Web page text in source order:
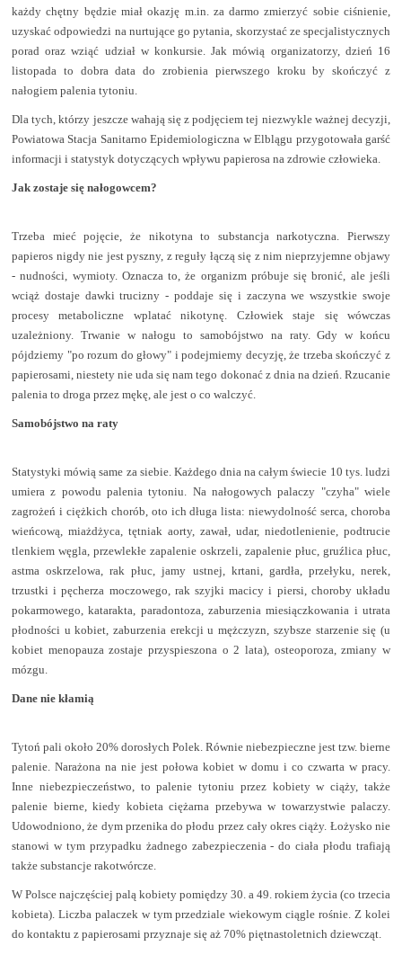
każdy chętny będzie miał okazję m.in. za darmo zmierzyć sobie ciśnienie,
uzyskać odpowiedzi na nurtujące go pytania, skorzystać ze specjalistycznych
porad oraz wziąć udział w konkursie. Jak mówią organizatorzy, dzień 16
listopada to dobra data do zrobienia pierwszego kroku by skończyć z
nałogiem palenia tytoniu.
Dla tych, którzy jeszcze wahają się z podjęciem tej niezwykle ważnej decyzji,
Powiatowa Stacja Sanitarno Epidemiologiczna w Elblągu przygotowała garść
informacji i statystyk dotyczących wpływu papierosa na zdrowie człowieka.
Jak zostaje się nałogowcem?
Trzeba mieć pojęcie, że nikotyna to substancja narkotyczna. Pierwszy
papieros nigdy nie jest pyszny, z reguły łączą się z nim nieprzyjemne objawy
- nudności, wymioty. Oznacza to, że organizm próbuje się bronić, ale jeśli
wciąż dostaje dawki trucizny - poddaje się i zaczyna we wszystkie swoje
procesy metaboliczne wplatać nikotynę. Człowiek staje się wówczas
uzależniony. Trwanie w nałogu to samobójstwo na raty. Gdy w końcu
pójdziemy "po rozum do głowy" i podejmiemy decyzję, że trzeba skończyć z
papierosami, niestety nie uda się nam tego dokonać z dnia na dzień. Rzucanie
palenia to droga przez mękę, ale jest o co walczyć.
Samobójstwo na raty
Statystyki mówią same za siebie. Każdego dnia na całym świecie 10 tys. ludzi
umiera z powodu palenia tytoniu. Na nałogowych palaczy "czyha" wiele
zagrożeń i ciężkich chorób, oto ich długa lista: niewydolność serca, choroba
wieńcową, miażdżyca, tętniak aorty, zawał, udar, niedotlenienie, podtrucie
tlenkiem węgla, przewlekłe zapalenie oskrzeli, zapalenie płuc, gruźlica płuc,
astma oskrzelowa, rak płuc, jamy ustnej, krtani, gardła, przełyku, nerek,
trzustki i pęcherza moczowego, rak szyjki macicy i piersi, choroby układu
pokarmowego, katarakta, paradontoza, zaburzenia miesiączkowania i utrata
płodności u kobiet, zaburzenia erekcji u mężczyzn, szybsze starzenie się (u
kobiet menopauza zostaje przyspieszona o 2 lata), osteoporoza, zmiany w
mózgu.
Dane nie kłamią
Tytoń pali około 20% dorosłych Polek. Równie niebezpieczne jest tzw. bierne
palenie. Narażona na nie jest połowa kobiet w domu i co czwarta w pracy.
Inne niebezpieczeństwo, to palenie tytoniu przez kobiety w ciąży, także
palenie bierne, kiedy kobieta ciężarna przebywa w towarzystwie palaczy.
Udowodniono, że dym przenika do płodu przez cały okres ciąży. Łożysko nie
stanowi w tym przypadku żadnego zabezpieczenia - do ciała płodu trafiają
także substancje rakotwórcze.
W Polsce najczęściej palą kobiety pomiędzy 30. a 49. rokiem życia (co trzecia
kobieta). Liczba palaczek w tym przedziale wiekowym ciągle rośnie. Z kolei
do kontaktu z papierosami przyznaje się aż 70% piętnastoletnich dziewcząt.